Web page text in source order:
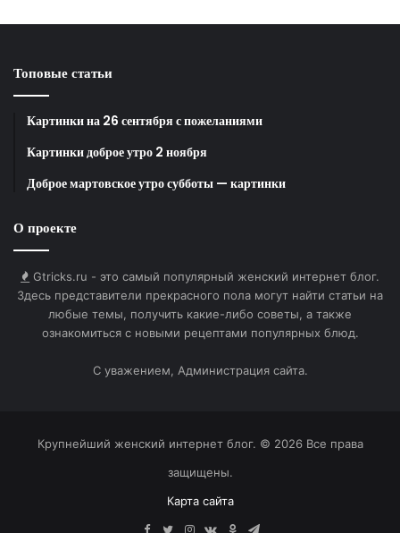
Топовые статьи
Картинки на 26 сентября с пожеланиями
Картинки доброе утро 2 ноября
Доброе мартовское утро субботы — картинки
О проекте
Gtricks.ru - это самый популярный женский интернет блог.
Здесь представители прекрасного пола могут найти статьи на
любые темы, получить какие-либо советы, а также
ознакомиться с новыми рецептами популярных блюд.
С уважением, Администрация сайта.
Крупнейший женский интернет блог. © 2026 Все права
защищены.
Карта сайта
Facebook
TwitterInstagram
vk.comОдноклассники
Telegram